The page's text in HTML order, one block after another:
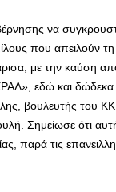
να
που απειλούν
με την καύση
εδώ και δώδεκα
βουλευτής του
Σημείωσε ότι
παρά τις